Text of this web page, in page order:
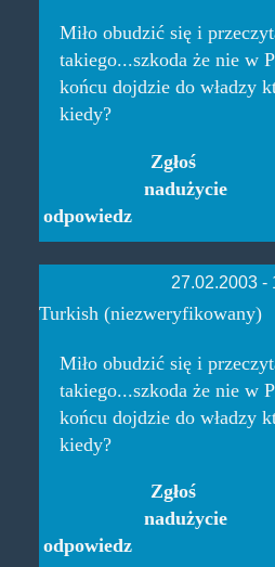
Miło obudzić się i
takiego...szkoda że nie w
końcu dojdzie do władzy
kiedy?
odpowiedz
Zgłoś
nadużycie
27.02.2003 -
Turkish (niezweryfikowany)
Miło obudzić się i
takiego...szkoda że nie w
końcu dojdzie do władzy
kiedy?
odpowiedz
Zgłoś
nadużycie